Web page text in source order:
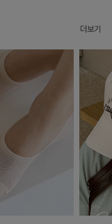
더보기